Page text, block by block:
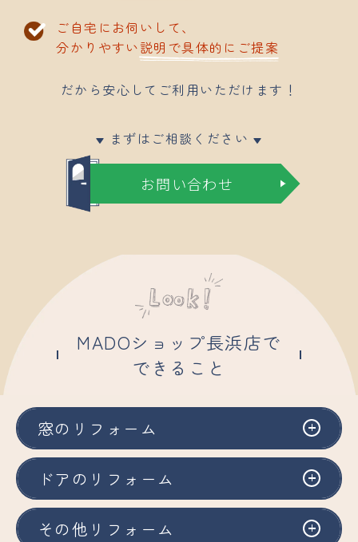
ご自宅にお伺いして、
分かりやすい説明で具体的にご提案
だから安心してご利用いただけます！
▼ まずはご相談ください ▼
お問い合わせ
MADOショップ長浜店で
できること
窓のリフォーム
ドアのリフォーム
その他リフォーム